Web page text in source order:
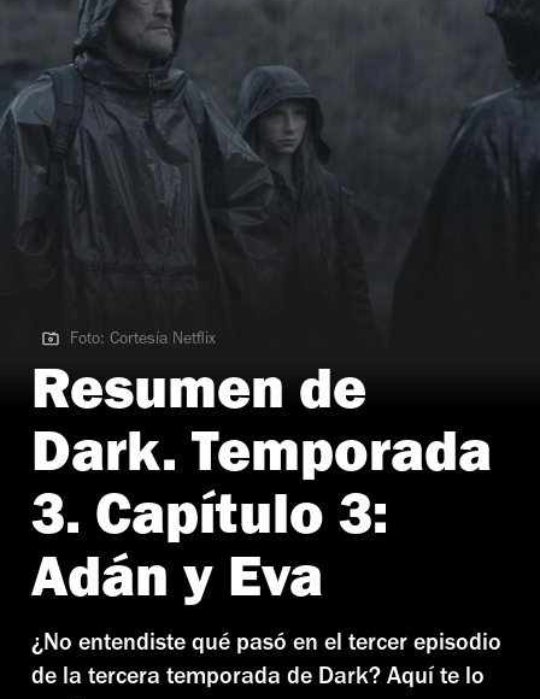
Foto: Cortesía Netflix
Foto: Cortesía Netflix
Resumen de
Dark. Temporada
3. Capítulo 3:
Adán y Eva
¿No entendiste qué pasó en el tercer episodio
de la tercera temporada de Dark? Aquí te lo